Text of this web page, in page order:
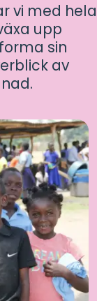
vi med hela
upp
sin
av